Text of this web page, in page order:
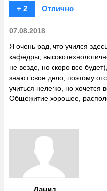
+ 2
Отлично
07.08.2018
Я очень рад, что учился
кафедры,
не везде, но скоро все
знают свое дело, поэтому
учиться нелегко, но хочется
Общежитие хорошее,
Данил